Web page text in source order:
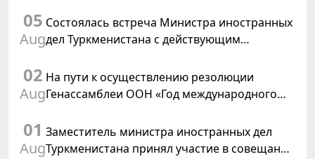
Швейцарской Конфедерации
05
Aug
Состоялась встреча Министра иностранных
дел Туркменистана с действующим
02
Aug
На пути к осуществлению резолюции
Генассамблеи ООН «Год международного
Туркменистаном
01
Aug
Заместитель министра иностранных дел
Туркменистана принял участие в совещании